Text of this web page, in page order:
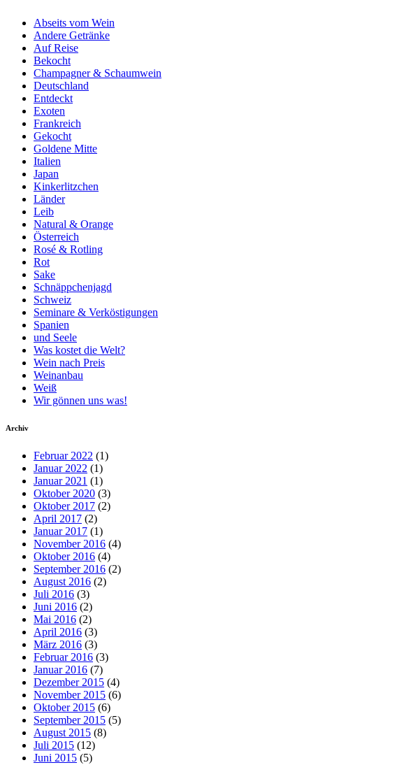
Abseits vom Wein
Andere Getränke
Auf Reise
Bekocht
Champagner & Schaumwein
Deutschland
Entdeckt
Exoten
Frankreich
Gekocht
Goldene Mitte
Italien
Japan
Kinkerlitzchen
Länder
Leib
Natural & Orange
Österreich
Rosé & Rotling
Rot
Sake
Schnäppchenjagd
Schweiz
Seminare & Verköstigungen
Spanien
und Seele
Was kostet die Welt?
Wein nach Preis
Weinanbau
Weiß
Wir gönnen uns was!
Archiv
Februar 2022 (1)
Januar 2022 (1)
Januar 2021 (1)
Oktober 2020 (3)
Oktober 2017 (2)
April 2017 (2)
Januar 2017 (1)
November 2016 (4)
Oktober 2016 (4)
September 2016 (2)
August 2016 (2)
Juli 2016 (3)
Juni 2016 (2)
Mai 2016 (2)
April 2016 (3)
März 2016 (3)
Februar 2016 (3)
Januar 2016 (7)
Dezember 2015 (4)
November 2015 (6)
Oktober 2015 (6)
September 2015 (5)
August 2015 (8)
Juli 2015 (12)
Juni 2015 (5)